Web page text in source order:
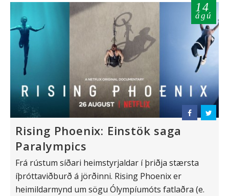
14
ágú
Rising Phoenix: Einstök saga
Paralympics
Frá rústum síðari heimstyrjaldar í þriðja stærsta
íþróttaviðburð á jörðinni. Rising Phoenix er
heimildarmynd um sögu Ólympíumóts fatlaðra (e.